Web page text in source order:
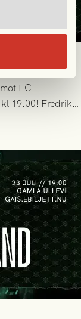
7
FC
19.00! Fredrik
trupp till